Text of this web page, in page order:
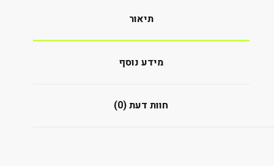
תיאור
מידע נוסף
חוות דעת (0)